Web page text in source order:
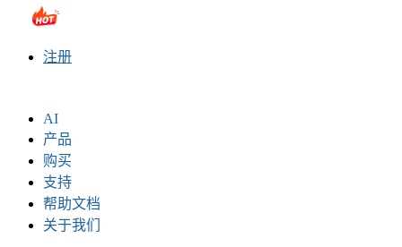
sales@e-iceblue.com
注册
AI
产品
购买
支持
帮助文档
关于我们